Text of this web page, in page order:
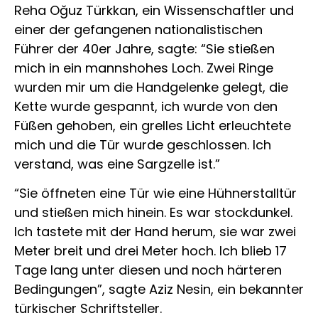
Reha Oğuz Türkkan, ein Wissenschaftler und
einer der gefangenen nationalistischen
Führer der 40er Jahre, sagte: “Sie stießen
mich in ein mannshohes Loch. Zwei Ringe
wurden mir um die Handgelenke gelegt, die
Kette wurde gespannt, ich wurde von den
Füßen gehoben, ein grelles Licht erleuchtete
mich und die Tür wurde geschlossen. Ich
verstand, was eine Sargzelle ist.”
“Sie öffneten eine Tür wie eine Hühnerstalltür
und stießen mich hinein. Es war stockdunkel.
Ich tastete mit der Hand herum, sie war zwei
Meter breit und drei Meter hoch. Ich blieb 17
Tage lang unter diesen und noch härteren
Bedingungen”, sagte Aziz Nesin, ein bekannter
türkischer Schriftsteller.